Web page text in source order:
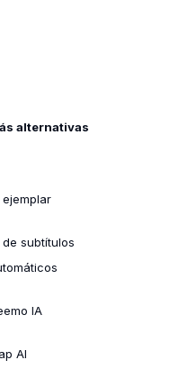
alternativas
ejemplar
de subtítulos
IA
AI